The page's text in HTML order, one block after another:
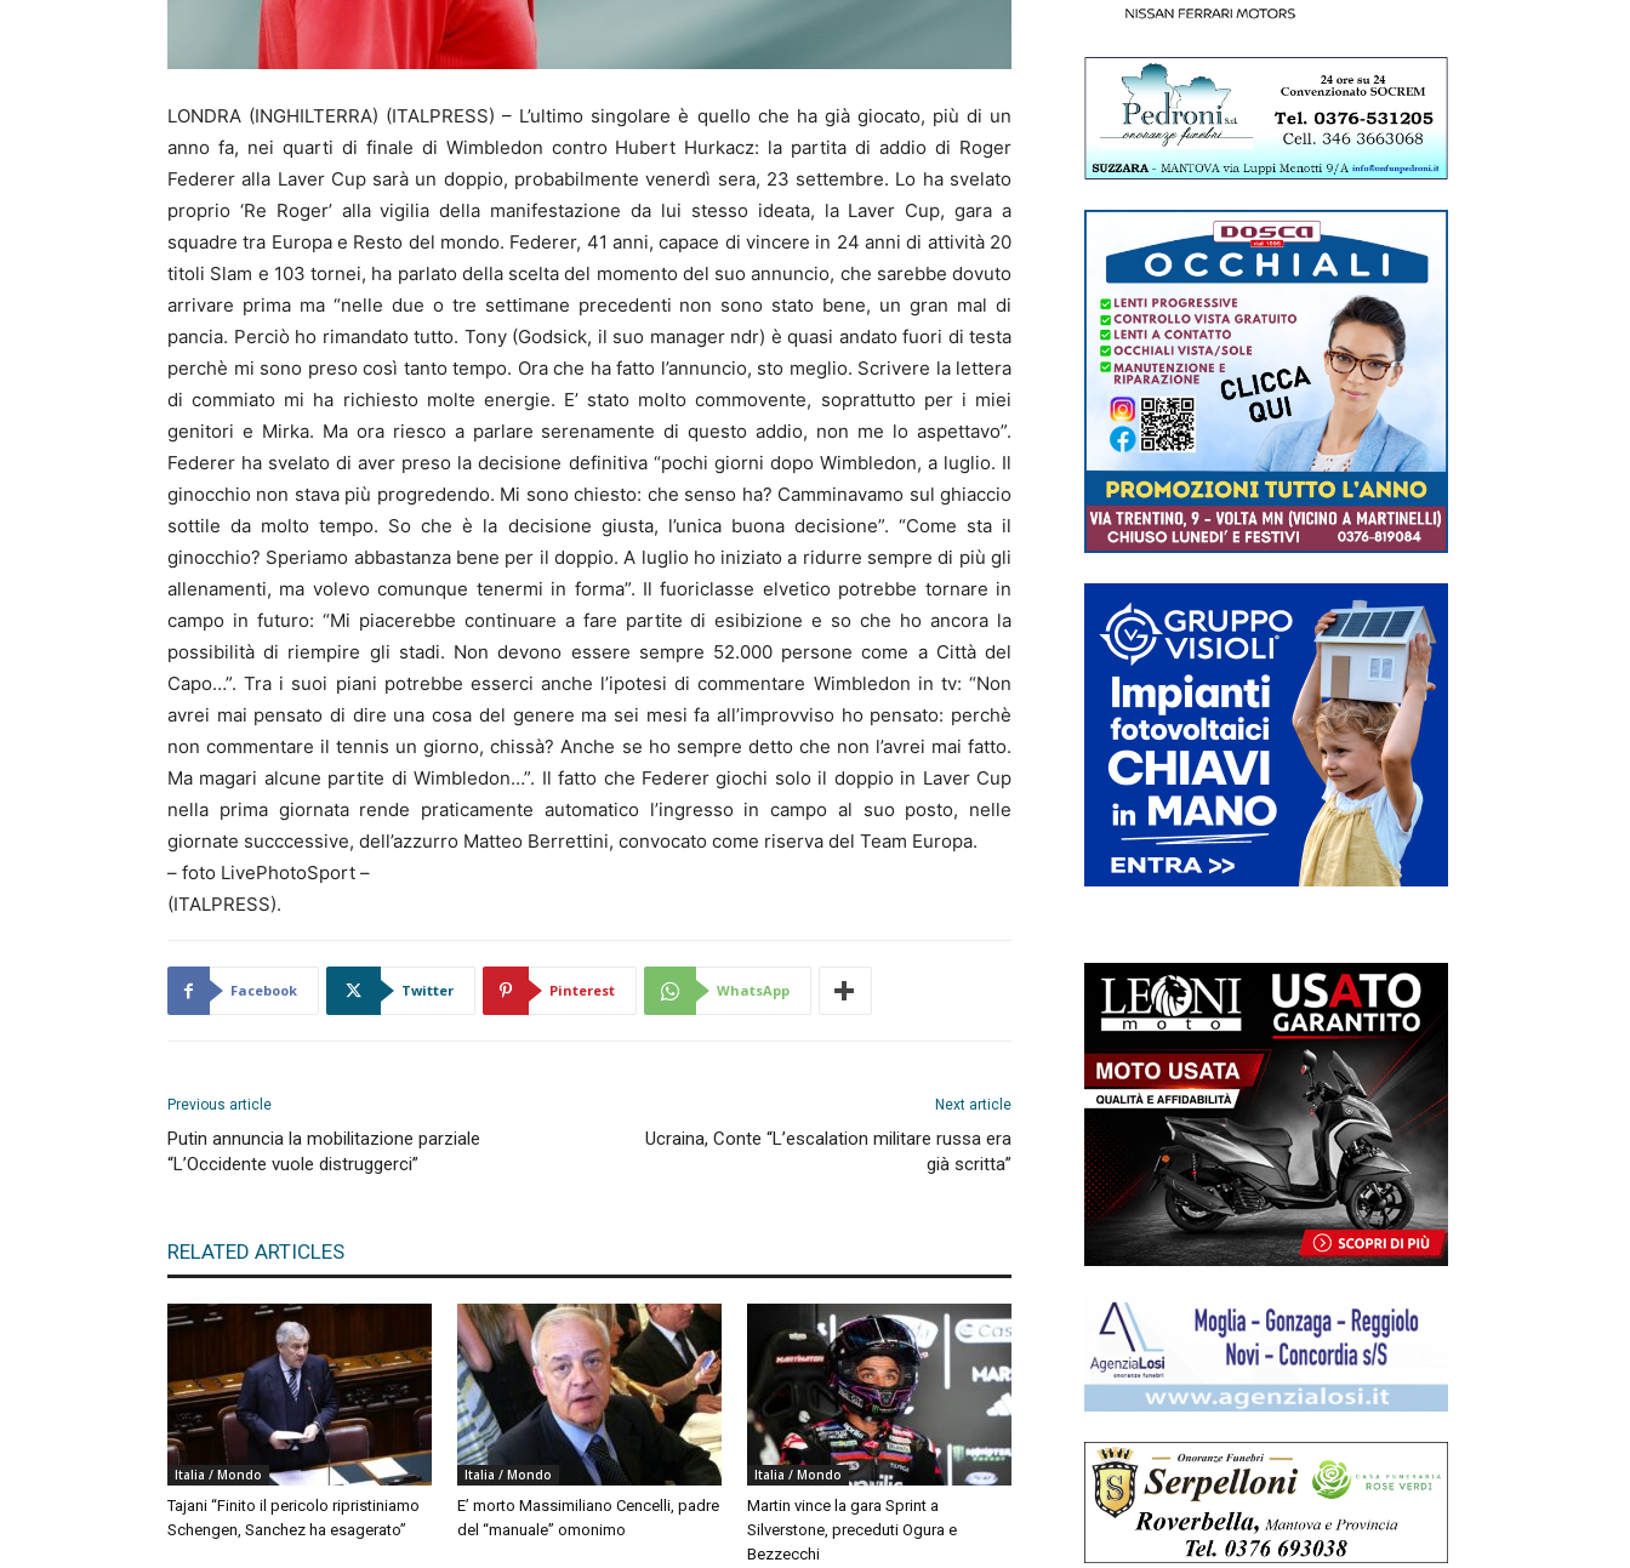
LONDRA (INGHILTERRA) (ITALPRESS) – L’ultimo singolare è quello che ha già giocato, più di un
anno fa, nei quarti di finale di Wimbledon contro Hubert Hurkacz: la partita di addio di Roger
Federer alla Laver Cup sarà un doppio, probabilmente venerdì sera, 23 settembre. Lo ha svelato
proprio ‘Re Roger’ alla vigilia della manifestazione da lui stesso ideata, la Laver Cup, gara a
squadre tra Europa e Resto del mondo. Federer, 41 anni, capace di vincere in 24 anni di attività 20
titoli Slam e 103 tornei, ha parlato della scelta del momento del suo annuncio, che sarebbe dovuto
arrivare prima ma “nelle due o tre settimane precedenti non sono stato bene, un gran mal di
pancia. Perciò ho rimandato tutto. Tony (Godsick, il suo manager ndr) è quasi andato fuori di testa
perchè mi sono preso così tanto tempo. Ora che ha fatto l’annuncio, sto meglio. Scrivere la lettera
di commiato mi ha richiesto molte energie. E’ stato molto commovente, soprattutto per i miei
genitori e Mirka. Ma ora riesco a parlare serenamente di questo addio, non me lo aspettavo”.
Federer ha svelato di aver preso la decisione definitiva “pochi giorni dopo Wimbledon, a luglio. Il
ginocchio non stava più progredendo. Mi sono chiesto: che senso ha? Camminavamo sul ghiaccio
sottile da molto tempo. So che è la decisione giusta, l’unica buona decisione”. “Come sta il
ginocchio? Speriamo abbastanza bene per il doppio. A luglio ho iniziato a ridurre sempre di più gli
allenamenti, ma volevo comunque tenermi in forma”. Il fuoriclasse elvetico potrebbe tornare in
campo in futuro: “Mi piacerebbe continuare a fare partite di esibizione e so che ho ancora la
possibilità di riempire gli stadi. Non devono essere sempre 52.000 persone come a Città del
Capo…”. Tra i suoi piani potrebbe esserci anche l’ipotesi di commentare Wimbledon in tv: “Non
avrei mai pensato di dire una cosa del genere ma sei mesi fa all’improvviso ho pensato: perchè
non commentare il tennis un giorno, chissà? Anche se ho sempre detto che non l’avrei mai fatto.
Ma magari alcune partite di Wimbledon…”. Il fatto che Federer giochi solo il doppio in Laver Cup
nella prima giornata rende praticamente automatico l’ingresso in campo al suo posto, nelle
giornate succcessive, dell’azzurro Matteo Berrettini, convocato come riserva del Team Europa.
– foto LivePhotoSport –
(ITALPRESS).
Facebook Twitter Pinterest WhatsApp
Previous article
Putin annuncia la mobilitazione parziale
“L’Occidente vuole distruggerci”
Next article
Ucraina, Conte “L’escalation militare russa era
già scritta”
RELATED ARTICLES
Italia / Mondo
Tajani “Finito il pericolo ripristiniamo
Schengen, Sanchez ha esagerato”
Italia / Mondo
E’ morto Massimiliano Cencelli, padre
del “manuale” omonimo
Italia / Mondo
Martin vince la gara Sprint a
Silverstone, preceduti Ogura e
Bezzecchi